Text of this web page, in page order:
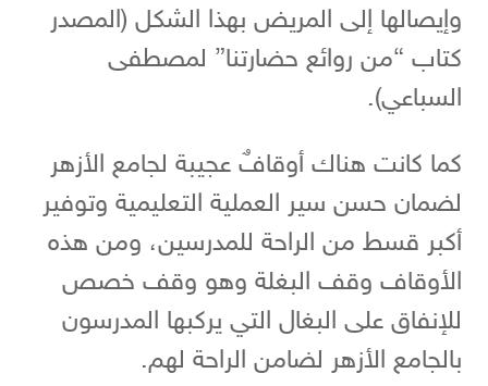
وإيصالها إلى المريض بهذا الشكل (المصدر
كتاب “من روائع حضارتنا” لمصطفى
السباعي).
كما كانت هناك أوقافٌ عجيبة لجامع الأزهر
لضمان حسن سير العملية التعليمية وتوفير
أكبر قسط من الراحة للمدرسين، ومن هذه
الأوقاف وقف البغلة وهو وقف خصص
للإنفاق على البغال التي يركبها المدرسون
بالجامع الأزهر لضامن الراحة لهم.